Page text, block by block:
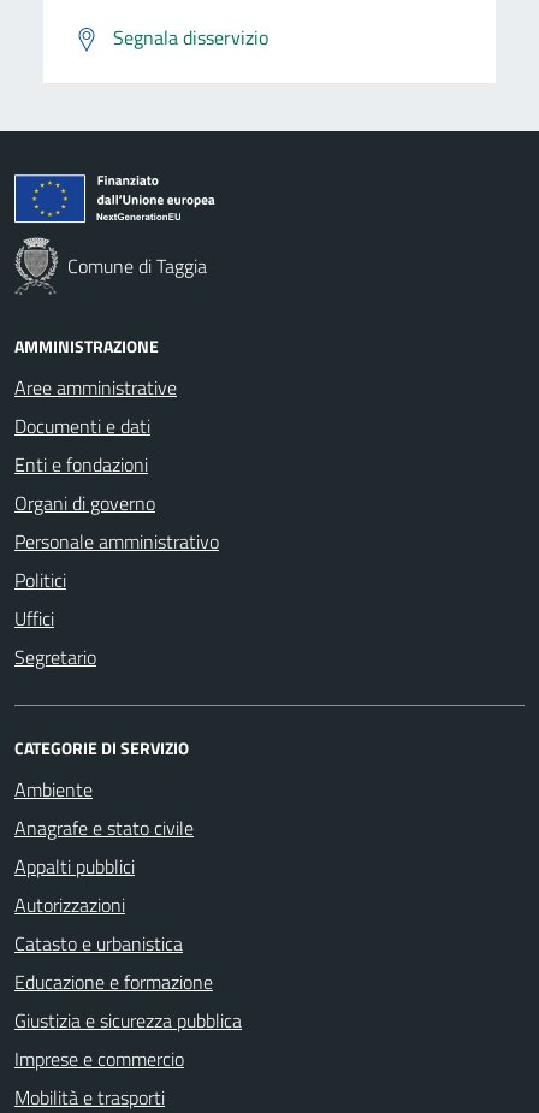
Segnala disservizio
Comune di Taggia
AMMINISTRAZIONE
Aree amministrative
Documenti e dati
Enti e fondazioni
Organi di governo
Personale amministrativo
Politici
Uffici
Segretario
CATEGORIE DI SERVIZIO
Ambiente
Anagrafe e stato civile
Appalti pubblici
Autorizzazioni
Catasto e urbanistica
Educazione e formazione
Giustizia e sicurezza pubblica
Imprese e commercio
Mobilità e trasporti